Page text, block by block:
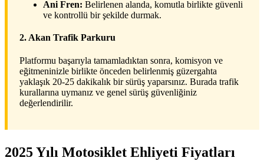
Ani Fren: Belirlenen alanda, komutla birlikte güvenli
ve kontrollü bir şekilde durmak.
2. Akan Trafik Parkuru
Platformu başarıyla tamamladıktan sonra, komisyon ve
eğitmeninizle birlikte önceden belirlenmiş güzergahta
yaklaşık 20-25 dakikalık bir sürüş yaparsınız. Burada trafik
kurallarına uymanız ve genel sürüş güvenliğiniz
değerlendirilir.
2025 Yılı Motosiklet Ehliyeti Fiyatları